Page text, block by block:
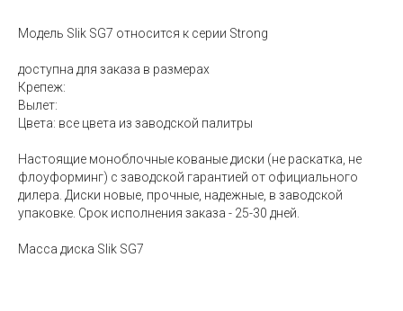
Модель Slik SG7 относится к серии Strong
доступна для заказа в размерах
Крепеж:
Вылет:
Цвета: все цвета из заводской палитры
Настоящие моноблочные кованые диски (не раскатка, не
флоуформинг) с заводской гарантией от официального
дилера. Диски новые, прочные, надежные, в заводской
упаковке. Срок исполнения заказа - 25-30 дней.
Масса диска Slik SG7